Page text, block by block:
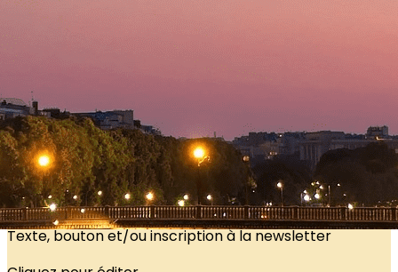
Join us
?>
Images de la page d'accueil
Cliquez pour éditer
Texte, bouton et/ou inscription à la newsletter